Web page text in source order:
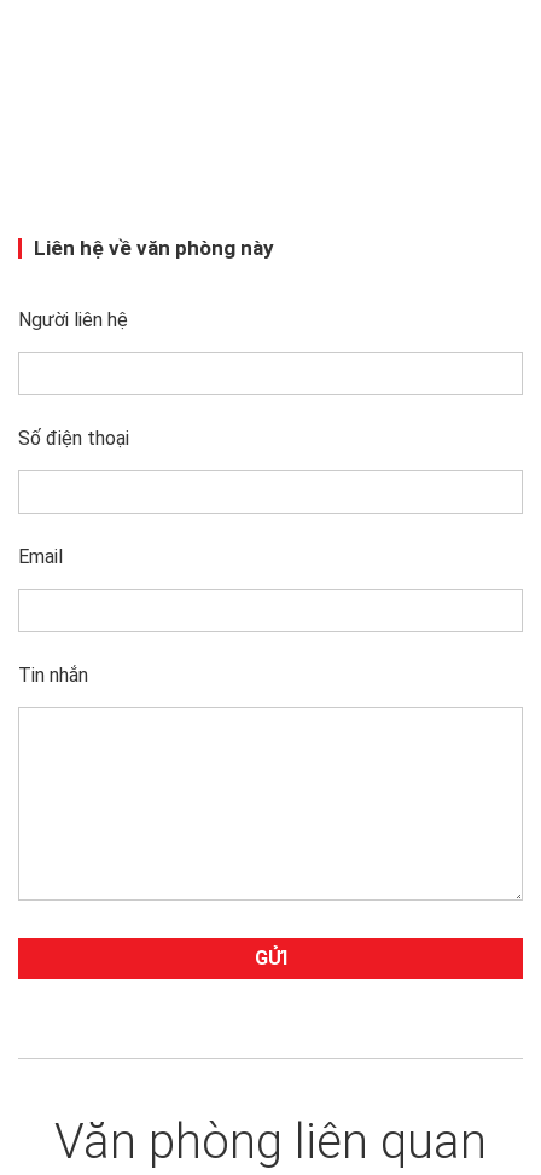
Liên hệ về văn phòng này
Người liên hệ
Số điện thoại
Email
Tin nhắn
Văn phòng liên quan